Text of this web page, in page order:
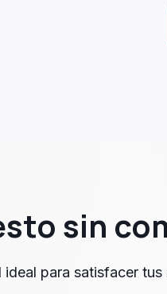
sin
para satisfacer tus